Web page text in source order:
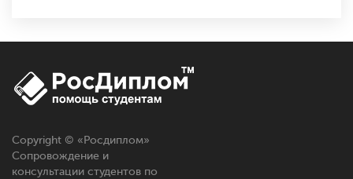
Copyright © « Росдиплом»
Сопровождение и
консультации студентов по